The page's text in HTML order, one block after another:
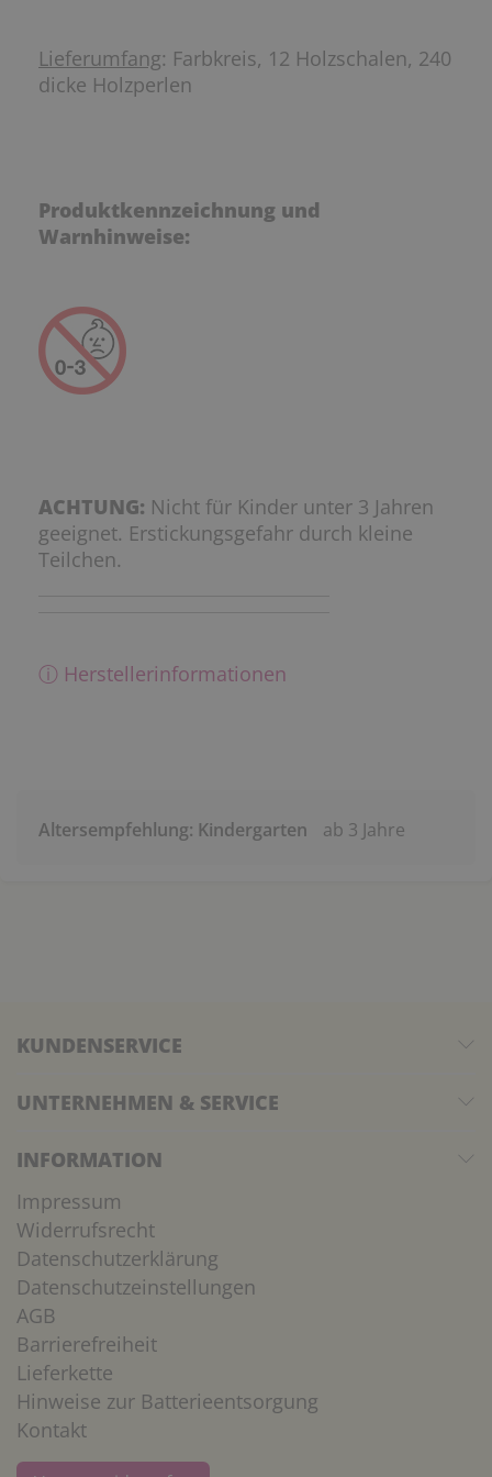
Lieferumfang: Farbkreis, 12 Holzschalen, 240
dicke Holzperlen
Produktkennzeichnung und
Warnhinweise:
ACHTUNG: Nicht für Kinder unter 3 Jahren
geeignet. Erstickungsgefahr durch kleine
Teilchen.
ⓘ Herstellerinformationen
Altersempfehlung: Kindergarten ab 3 Jahre
KUNDENSERVICE
UNTERNEHMEN & SERVICE
INFORMATION
Impressum
Widerrufsrecht
Datenschutzerklärung
Datenschutzeinstellungen
AGB
Barrierefreiheit
Lieferkette
Hinweise zur Batterieentsorgung
Kontakt